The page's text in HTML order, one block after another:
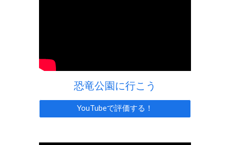
恐竜公園に行こう
YouTubeで評価する！